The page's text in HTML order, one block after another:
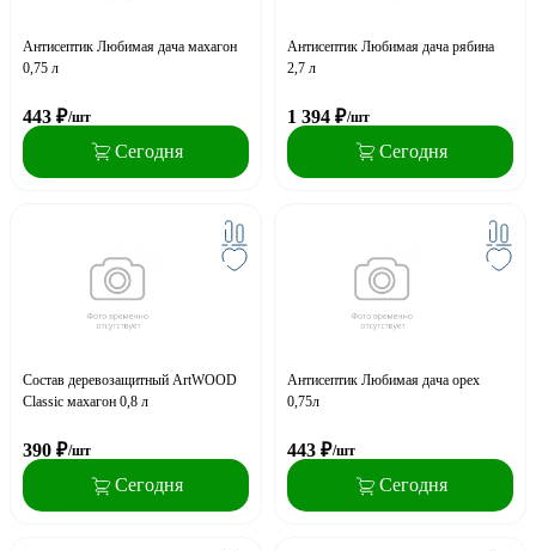
Антисептик Любимая дача махагон
0,75 л
443 ₽/шт
Сегодня
Антисептик Любимая дача рябина
2,7 л
1 394 ₽/шт
Сегодня
Состав деревозащитный ArtWOOD
Classic махагон 0,8 л
390 ₽/шт
Сегодня
Антисептик Любимая дача орех
0,75л
443 ₽/шт
Сегодня